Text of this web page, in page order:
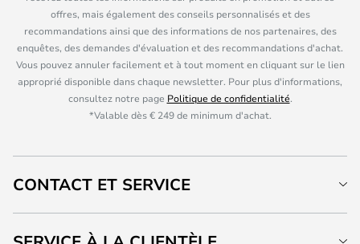
offres, mais également des conseils personnalisés et des
recommandations ainsi que des informations de nos partenaires, des
enquêtes, des demandes d'évaluation et des recommandations d'achat.
Vous pouvez annuler facilement et à tout moment en cliquant sur le lien
approprié disponible dans chaque newsletter. Pour plus d'informations,
consultez notre page Politique de confidentialité.
*Valable dès € 249 de minimum d'achat.
CONTACT ET SERVICE